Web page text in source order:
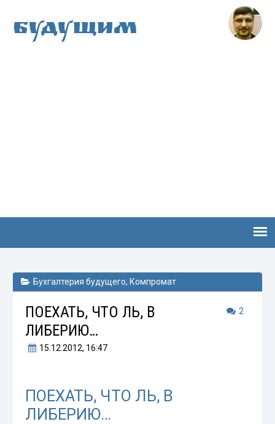
Будущим
Бухгалтерия будущего, Компромат
2
ПОЕХАТЬ, ЧТО ЛЬ, В
ЛИБЕРИЮ…
15.12.2012, 16:47
ПОЕХАТЬ, ЧТО ЛЬ, В
ЛИБЕРИЮ…